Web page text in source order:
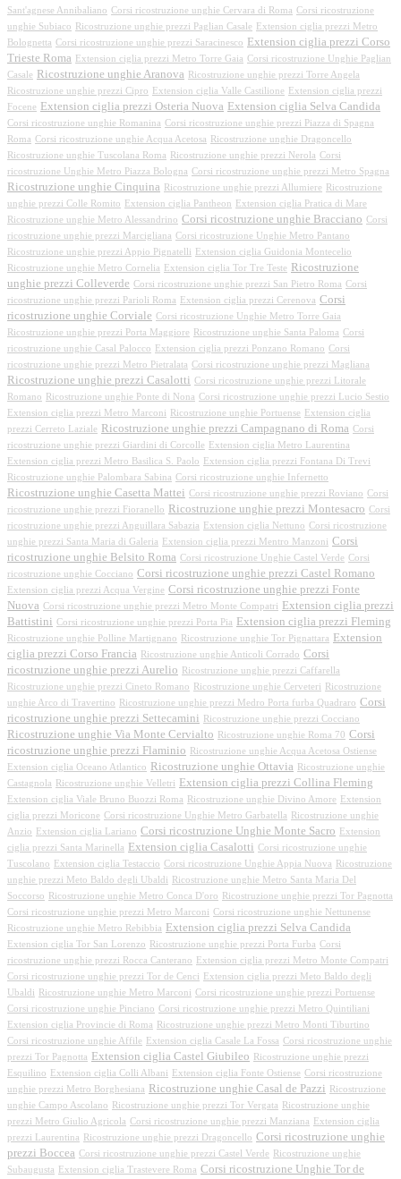
Sant'agnese Annibaliano Corsi ricostruzione unghie Cervara di Roma Corsi ricostruzione
unghie Subiaco
Ricostruzione unghie prezzi Paglian Casale
Extension ciglia prezzi Metro
Bolognetta Corsi ricostruzione unghie prezzi Saracinesco
Extension ciglia prezzi Corso
Trieste Roma
Extension ciglia prezzi Metro Torre Gaia Corsi ricostruzione Unghie Paglian
Casale
Ricostruzione unghie Aranova
Ricostruzione unghie prezzi Torre Angela
Ricostruzione unghie prezzi Cipro
Extension ciglia Valle Castilione
Extension ciglia prezzi
Focene
Extension ciglia prezzi Osteria Nuova Extension ciglia Selva Candida
Corsi ricostruzione unghie Romanina Corsi ricostruzione unghie prezzi Piazza di Spagna
Roma Corsi ricostruzione unghie Acqua Acetosa
Ricostruzione unghie Dragoncello
Ricostruzione unghie Tuscolana Roma
Ricostruzione unghie prezzi Nerola Corsi
ricostruzione Unghie Metro Piazza Bologna Corsi ricostruzione unghie prezzi Metro Spagna
Ricostruzione unghie Cinquina Ricostruzione unghie prezzi Allumiere
Ricostruzione
unghie prezzi Colle Romito
Extension ciglia Pantheon
Extension ciglia Pratica di Mare
Ricostruzione unghie Metro Alessandrino Corsi ricostruzione unghie Bracciano Corsi
ricostruzione unghie prezzi Marcigliana Corsi ricostruzione Unghie Metro Pantano
Ricostruzione unghie prezzi Appio Pignatelli
Extension ciglia Guidonia Montecelio
Ricostruzione unghie Metro Cornelia
Extension ciglia Tor Tre Teste
Ricostruzione
unghie prezzi Colleverde Corsi ricostruzione unghie prezzi San Pietro Roma Corsi
ricostruzione unghie prezzi Parioli Roma
Extension ciglia prezzi Cerenova Corsi
ricostruzione unghie Corviale Corsi ricostruzione Unghie Metro Torre Gaia
Ricostruzione unghie prezzi Porta Maggiore
Ricostruzione unghie Santa Paloma Corsi
ricostruzione unghie Casal Palocco
Extension ciglia prezzi Ponzano Romano Corsi
ricostruzione unghie prezzi Metro Pietralata Corsi ricostruzione unghie prezzi Magliana
Ricostruzione unghie prezzi Casalotti Corsi ricostruzione unghie prezzi Litorale
Romano
Ricostruzione unghie Ponte di Nona Corsi ricostruzione unghie prezzi Lucio Sestio
Extension ciglia prezzi Metro Marconi
Ricostruzione unghie Portuense
Extension ciglia
prezzi Cerreto Laziale
Ricostruzione unghie prezzi Campagnano di Roma Corsi
ricostruzione unghie prezzi Giardini di Corcolle
Extension ciglia Metro Laurentina
Extension ciglia prezzi Metro Basilica S. Paolo
Extension ciglia prezzi Fontana Di Trevi
Ricostruzione unghie Palombara Sabina Corsi ricostruzione unghie Infernetto
Ricostruzione unghie Casetta Mattei Corsi ricostruzione unghie prezzi Roviano Corsi
ricostruzione unghie prezzi Fioranello
Ricostruzione unghie prezzi Montesacro Corsi
ricostruzione unghie prezzi Anguillara Sabazia
Extension ciglia Nettuno Corsi ricostruzione
unghie prezzi Santa Maria di Galeria
Extension ciglia prezzi Mentro Manzoni Corsi
ricostruzione unghie Belsito Roma Corsi ricostruzione Unghie Castel Verde Corsi
ricostruzione unghie Cocciano Corsi ricostruzione unghie prezzi Castel Romano
Extension ciglia prezzi Acqua Vergine Corsi ricostruzione unghie prezzi Fonte
Nuova Corsi ricostruzione unghie prezzi Metro Monte Compatri
Extension ciglia prezzi
Battistini Corsi ricostruzione unghie prezzi Porta Pia Extension ciglia prezzi Fleming
Ricostruzione unghie Polline Martignano Ricostruzione unghie Tor Pignattara
Extension
ciglia prezzi Corso Francia
Ricostruzione unghie Anticoli Corrado Corsi
ricostruzione unghie prezzi Aurelio
Ricostruzione unghie prezzi Caffarella
Ricostruzione unghie prezzi Cineto Romano
Ricostruzione unghie Cerveteri
Ricostruzione
unghie Arco di Travertino
Ricostruzione unghie prezzi Medro Porta furba Quadraro Corsi
ricostruzione unghie prezzi Settecamini
Ricostruzione unghie prezzi Cocciano
Ricostruzione unghie Via Monte Cervialto Ricostruzione unghie Roma 70 Corsi
ricostruzione unghie prezzi Flaminio
Ricostruzione unghie Acqua Acetosa Ostiense
Extension ciglia Oceano Atlantico
Ricostruzione unghie Ottavia
Ricostruzione unghie
Castagnola
Ricostruzione unghie Velletri Extension ciglia prezzi Collina Fleming
Extension ciglia Viale Bruno Buozzi Roma Ricostruzione unghie Divino Amore
Extension
ciglia prezzi Moricone Corsi ricostruzione Unghie Metro Garbatella
Ricostruzione unghie
Anzio
Extension ciglia Lariano Corsi ricostruzione Unghie Monte Sacro
Extension
ciglia prezzi Santa Marinella
Extension ciglia Casalotti Corsi ricostruzione unghie
Tuscolano
Extension ciglia Testaccio Corsi ricostruzione Unghie Appia Nuova
Ricostruzione
unghie prezzi Meto Baldo degli Ubaldi
Ricostruzione unghie Metro Santa Maria Del
Soccorso
Ricostruzione unghie Metro Conca D'oro
Ricostruzione unghie prezzi Tor Pagnotta
Corsi ricostruzione unghie prezzi Metro Marconi Corsi ricostruzione unghie Nettunense
Ricostruzione unghie Metro Rebibbia
Extension ciglia prezzi Selva Candida
Extension ciglia Tor San Lorenzo Ricostruzione unghie prezzi Porta Furba Corsi
ricostruzione unghie prezzi Rocca Canterano
Extension ciglia prezzi Metro Monte Compatri
Corsi ricostruzione unghie prezzi Tor de Cenci
Extension ciglia prezzi Meto Baldo degli
Ubaldi
Ricostruzione unghie Metro Marconi Corsi ricostruzione unghie prezzi Portuense
Corsi ricostruzione unghie Pinciano Corsi ricostruzione unghie prezzi Metro Quintiliani
Extension ciglia Provincie di Roma
Ricostruzione unghie prezzi Metro Monti Tiburtino
Corsi ricostruzione unghie Affile
Extension ciglia Casale La Fossa Corsi ricostruzione unghie
prezzi Tor Pagnotta
Extension ciglia Castel Giubileo
Ricostruzione unghie prezzi
Esquilino
Extension ciglia Colli Albani Extension ciglia Fonte Ostiense Corsi ricostruzione
unghie prezzi Metro Borghesiana
Ricostruzione unghie Casal de Pazzi
Ricostruzione
unghie Campo Ascolano
Ricostruzione unghie prezzi Tor Vergata
Ricostruzione unghie
prezzi Metro Giulio Agricola Corsi ricostruzione unghie prezzi Manziana
Extension ciglia
prezzi Laurentina
Ricostruzione unghie prezzi Dragoncello Corsi ricostruzione unghie
prezzi Boccea Corsi ricostruzione unghie prezzi Castel Verde
Ricostruzione unghie
Subaugusta
Extension ciglia Trastevere Roma Corsi ricostruzione Unghie Tor de